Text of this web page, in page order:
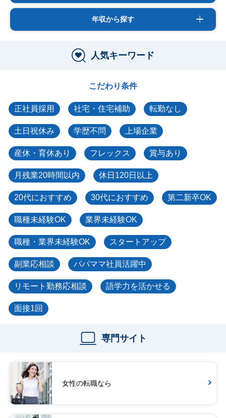
年収から探す
人気キーワード
こだわり条件
正社員採用 社宅・住宅補助 転勤なし
土日祝休み 学歴不問 上場企業
産休・育休あり フレックス 賞与あり
月残業20時間以内 休日120日以上
20代におすすめ 30代におすすめ 第二新卒OK
職種未経験OK 業界未経験OK
職種・業界未経験OK スタートアップ
副業応相談 パパママ社員活躍中
リモート勤務応相談 語学力を活かせる
面接1回
専門サイト
女性の転職なら